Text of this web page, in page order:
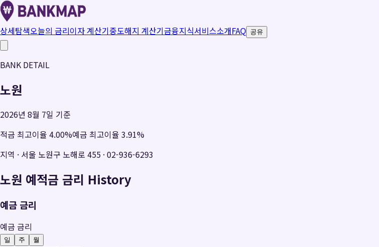
상세탐색오늘의 금리이자 계산기중도해지 계산기금융지식서비스소개FAQ 공유
BANK DETAIL
노원
2026년 8월 7일 기준
적금 최고이율 4.00%예금 최고이율 3.91%
지역 · 서울 노원구 노해로 455 ·02-936-6293
노원 예적금 금리 History
예금 금리
예금 금리
일 주
월